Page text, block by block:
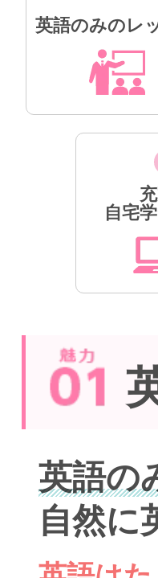
英語のみのレ
自宅
英語の
自然に